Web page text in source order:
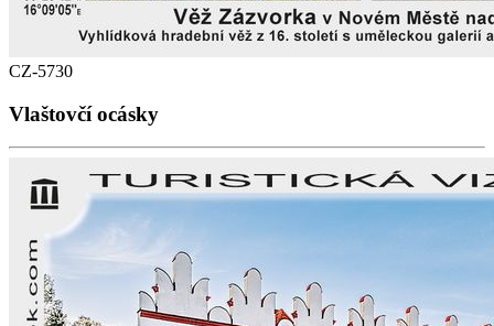
CZ-5730
Vlaštovčí ocásky